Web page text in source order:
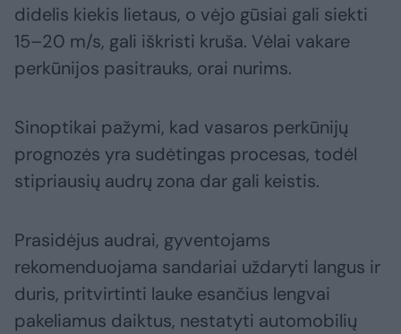
didelis kiekis lietaus, o vėjo gūsiai gali siekti
15–20 m/s, gali iškristi kruša. Vėlai vakare
perkūnijos pasitrauks, orai nurims.
Sinoptikai pažymi, kad vasaros perkūnijų
prognozės yra sudėtingas procesas, todėl
stipriausių audrų zona dar gali keistis.
Prasidėjus audrai, gyventojams
rekomenduojama sandariai uždaryti langus ir
duris, pritvirtinti lauke esančius lengvai
pakeliamus daiktus, nestatyti automobilių